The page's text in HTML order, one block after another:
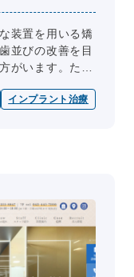
装置を用いる矯
並びの改善を目
がいます。ただ
あり...
インプラント治療